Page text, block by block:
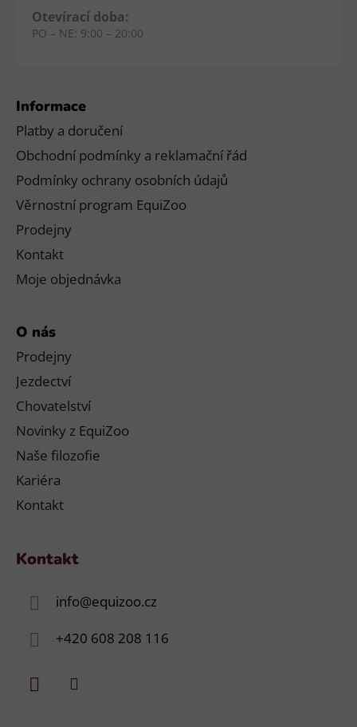
Informace
Platby a doručení
Obchodní podmínky a reklamační řád
Podmínky ochrany osobních údajů
Věrnostní program EquiZoo
Prodejny
Kontakt
Moje objednávka
O nás
Prodejny
Jezdectví
Chovatelství
Novinky z EquiZoo
Naše filozofie
Kariéra
Kontakt
Kontakt
info@equizoo.cz
+420 608 208 116
Otevírací doba:
PO – NE: 9:00 – 20:00